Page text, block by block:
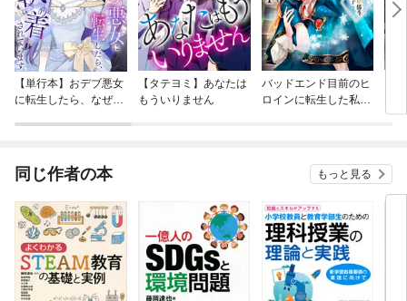
【単行本】おデブ悪女
に転生したら、なぜか
【タテヨミ】あなたは
もういりません
バッドエンド目前のヒ
ロインに転生した私、
同じ作者の本 もっと見る